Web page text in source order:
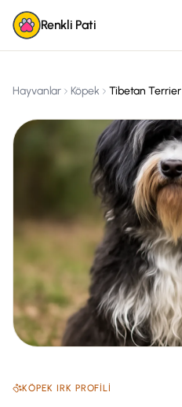
Renkli Pati
Hayvanlar Köpek Tibetan Terrier
KÖPEK IRK PROFILI